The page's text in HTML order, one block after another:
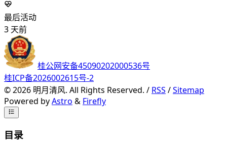
最后活动
3 天前
桂公网安备45090202000536号
桂ICP备2026002615号-2
©2026 明月清风. All Rights Reserved. / RSS /Sitemap
Powered byAstro & Firefly
目录